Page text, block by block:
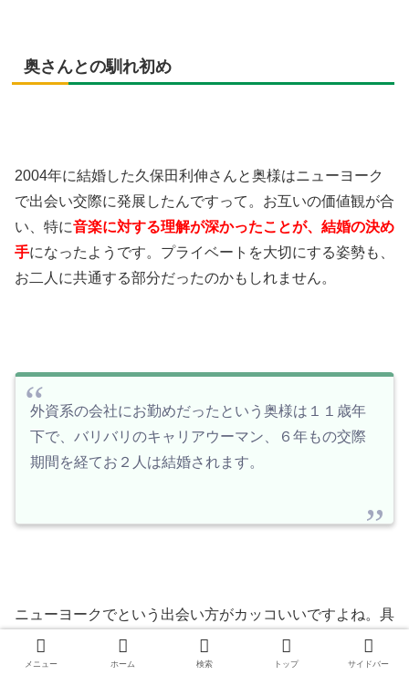
奥さんとの馴れ初め
2004年に結婚した久保田利伸さんと奥様はニューヨーク
で出会い交際に発展したんですって。お互いの価値観が合
い、特に音楽に対する理解が深かったことが、結婚の決め
手になったようです。プライベートを大切にする姿勢も、
お二人に共通する部分だったのかもしれません。
外資系の会社にお勤めだったという奥様は１１歳年
下で、バリバリのキャリアウーマン、６年もの交際
期間を経てお２人は結婚されます。
ニューヨークでという出会い方がカッコいいですよね。具
体的な出会い方などは分かっていませんが、Barやレスト
ランなどで出会われたかもしれないと勝手な推測ですが、
メニュー ホーム 検索 トップ サイドバー